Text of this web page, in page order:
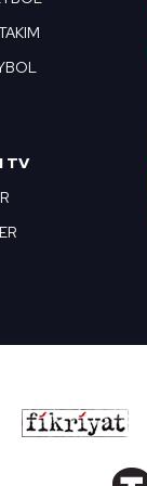
TV